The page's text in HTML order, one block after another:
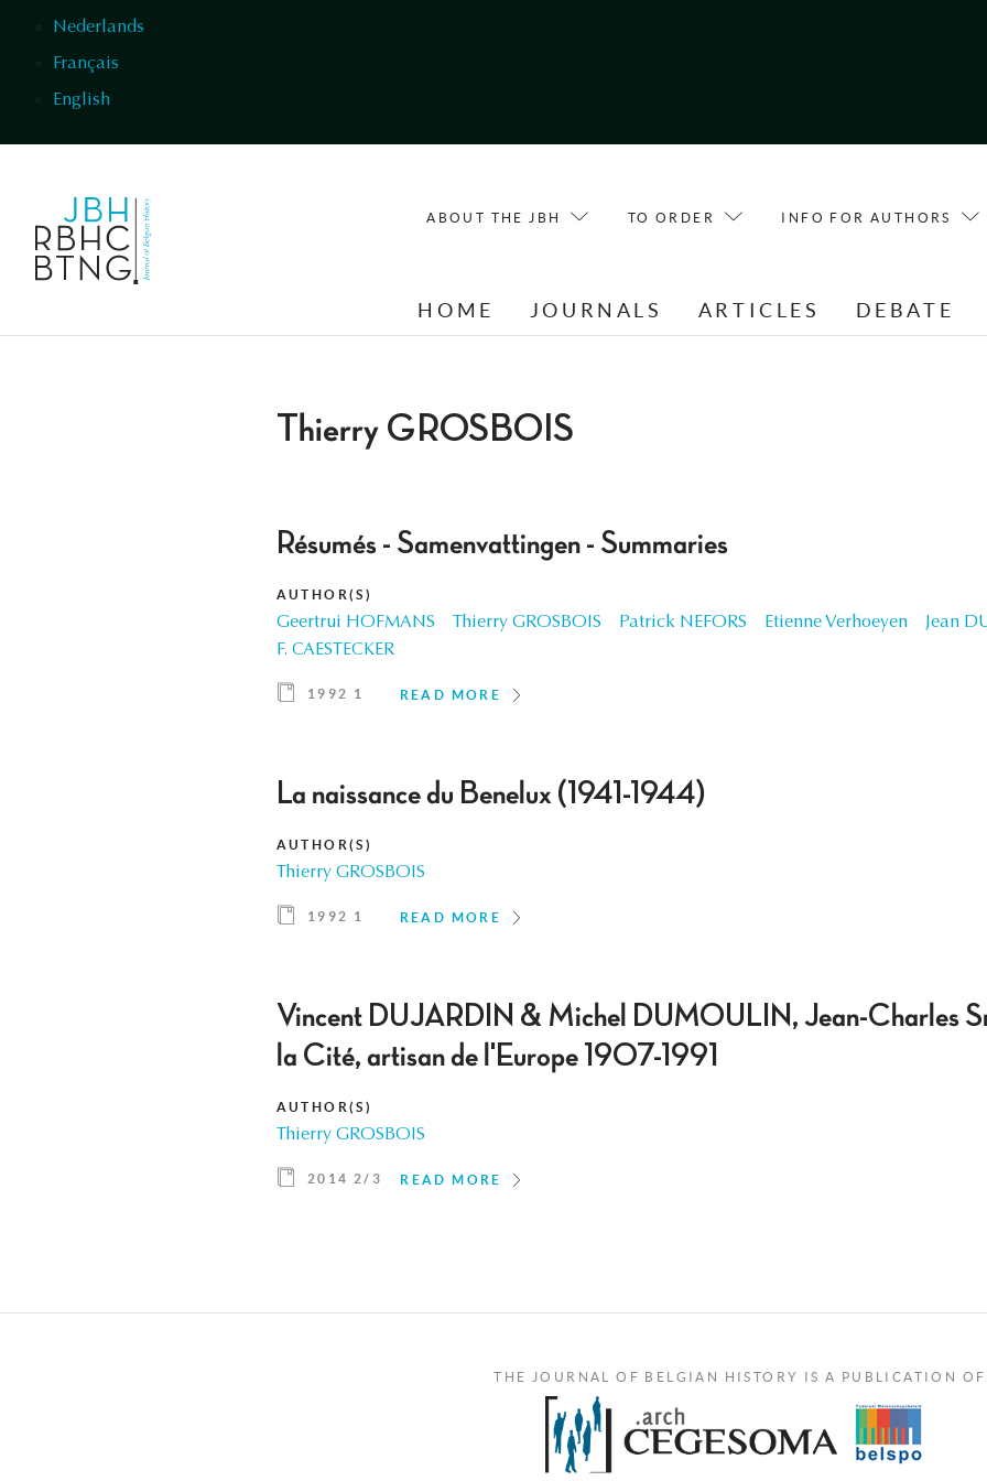
Nederlands
Français
English
ABOUT THE JBH TO ORDER INFO FOR AUTHORS
HOME JOURNALS ARTICLES DEBATE
Thierry GROSBOIS
Résumés - Samenvattingen - Summaries
AUTHOR(S)
Geertrui HOFMANS Thierry GROSBOIS Patrick NEFORS Etienne Verhoeyen
Jean
F. CAESTECKER
1992 1 READ MORE
La naissance du Benelux (1941-1944)
AUTHOR(S)
Thierry GROSBOIS
1992 1 READ MORE
Vincent DUJARDIN & Michel DUMOULIN, Jean-Charles
la Cité, artisan de l'Europe 1907-1991
AUTHOR(S)
Thierry GROSBOIS
2014 2/3 READ MORE
THE JOURNAL OF BELGIAN HISTORY IS A PUBLICATION OF